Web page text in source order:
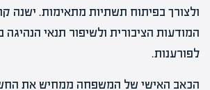
ולצורך בפיתוח תשתיות מתאימות. ישנה
המודעות הציבורית ולשיפור תנאי הנהיגה
לפורענות.
הכאב האישי של המשפחה ממחיש את